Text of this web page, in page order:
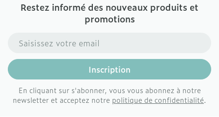
Restez informé des nouveaux produits et
promotions
Adresse mail
Inscription
En cliquant sur s'abonner, vous vous abonnez à notre
newsletter et acceptez notre politique de confidentialité.